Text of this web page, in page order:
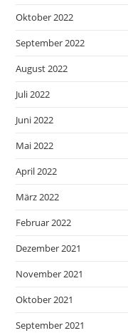
Oktober 2022
September 2022
August 2022
Juli 2022
Juni 2022
Mai 2022
April 2022
März 2022
Februar 2022
Dezember 2021
November 2021
Oktober 2021
September 2021